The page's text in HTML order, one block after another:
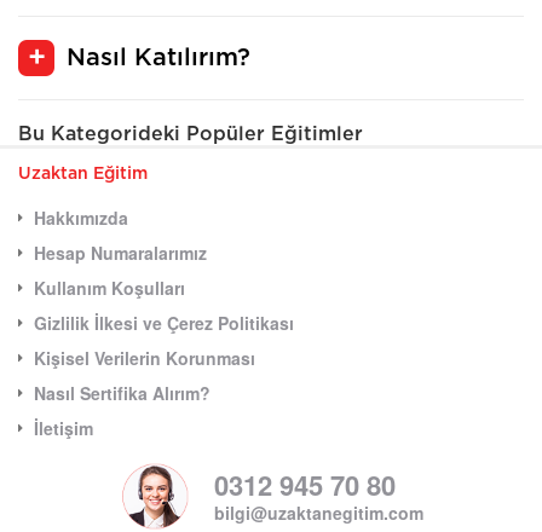
Nasıl Katılırım?
Bu Kategorideki Popüler Eğitimler
Uzaktan Eğitim
Hakkımızda
Hesap Numaralarımız
Kullanım Koşulları
Gizlilik İlkesi ve Çerez Politikası
Kişisel Verilerin Korunması
Nasıl Sertifika Alırım?
İletişim
0312 945 70 80
bilgi@uzaktanegitim.com